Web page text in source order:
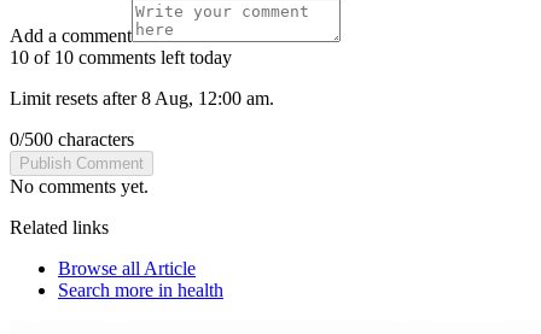
Add a comment
10 of 10 comments left today
Limit resets after 8 Aug, 12:00 am.
0/500 characters
Publish Comment
No comments yet.
Related links
Browse all Article
Search more in health